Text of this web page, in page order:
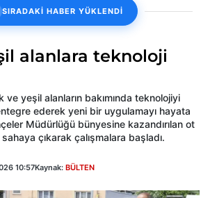
SIRADAKİ HABER YÜKLENDİ
alanlara teknoloji
yeşil alanların bakımında teknolojiyi
ederek yeni bir uygulamayı hayata
Müdürlüğü bünyesine kazandırılan ot
çıkarak çalışmalara başladı.
10:57Kaynak: BÜLTEN